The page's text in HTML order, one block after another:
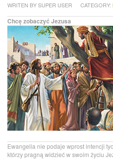
WRITEN BY SUPER USER CATEGORY:
Chcę zobaczyć Jezusa
Ewangelia nie podaje wprost intencji
którzy pragną widzieć w swoim życiu